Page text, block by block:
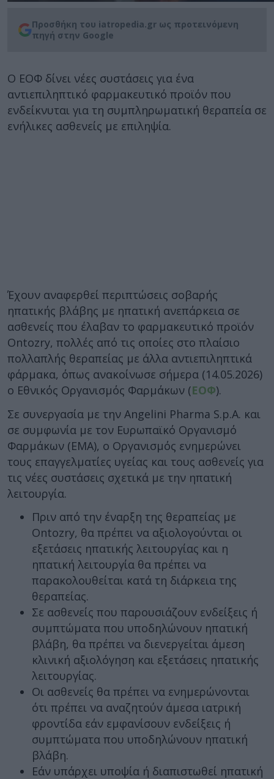
Προσθήκη του iatropedia.gr ως προτεινόμενη
πηγή στην Google
Ο ΕΟΦ δίνει νέες συστάσεις για ένα
αντιεπιληπτικό φαρμακευτικό προϊόν που
ενδείκνυται για τη συμπληρωματική θεραπεία σε
ενήλικες ασθενείς με επιληψία.
Έχουν αναφερθεί περιπτώσεις σοβαρής
ηπατικής βλάβης με ηπατική ανεπάρκεια σε
ασθενείς που έλαβαν το φαρμακευτικό προϊόν
Ontozry, πολλές από τις οποίες στο πλαίσιο
πολλαπλής θεραπείας με άλλα αντιεπιληπτικά
φάρμακα, όπως ανακοίνωσε σήμερα (14.05.2026)
ο Εθνικός Οργανισμός Φαρμάκων (ΕΟΦ).
Σε συνεργασία με την Angelini Pharma S.p.A. και
σε συμφωνία με τον Ευρωπαϊκό Οργανισμό
Φαρμάκων (EMA), ο Οργανισμός ενημερώνει
τους επαγγελματίες υγείας και τους ασθενείς για
τις νέες συστάσεις σχετικά με την ηπατική
λειτουργία.
Πριν από την έναρξη της θεραπείας με
Ontozry, θα πρέπει να αξιολογούνται οι
εξετάσεις ηπατικής λειτουργίας και η
ηπατική λειτουργία θα πρέπει να
παρακολουθείται κατά τη διάρκεια της
θεραπείας.
Σε ασθενείς που παρουσιάζουν ενδείξεις ή
συμπτώματα που υποδηλώνουν ηπατική
βλάβη, θα πρέπει να διενεργείται άμεση
κλινική αξιολόγηση και εξετάσεις ηπατικής
λειτουργίας.
Οι ασθενείς θα πρέπει να ενημερώνονται
ότι πρέπει να αναζητούν άμεσα ιατρική
φροντίδα εάν εμφανίσουν ενδείξεις ή
συμπτώματα που υποδηλώνουν ηπατική
βλάβη.
Εάν υπάρχει υποψία ή διαπιστωθεί ηπατική